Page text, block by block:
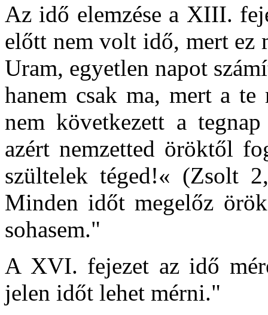
Az idő elemzése a XIII.
előtt nem volt idő, mert ez
Uram, egyetlen napot
hanem csak ma, mert a
nem következett a
azért nemzetted öröktől
szültelek téged!« (Zsolt
Minden időt megelőz
sohasem."
A XVI. fejezet az idő
jelen időt lehet mérni."